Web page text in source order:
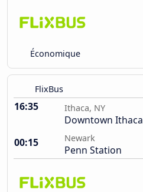
Économique
FlixBus
16:35 Ithaca, NY
Downtown Ithaca
00:15
Newark
Penn Station